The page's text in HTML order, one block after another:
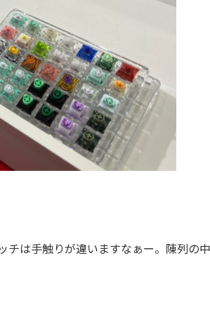
は手触りが違いますなぁー。陳列の